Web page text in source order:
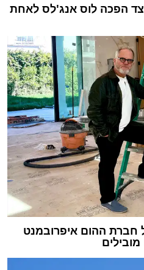
הפכה לוס אנג'לס לאחת
חברת ההום איפרובמנט